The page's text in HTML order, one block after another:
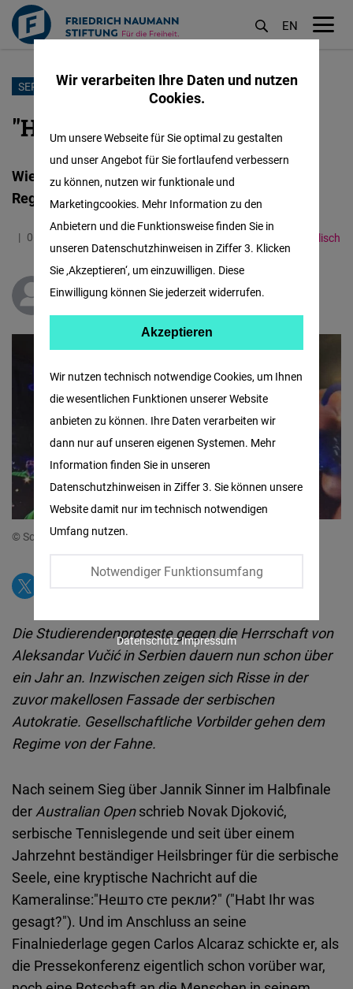
Direkt
Inhalt
EN
SERBIEN
"Habt Ihr was gesagt?"
Wie sich Novak Djoković gegen das serbische
Regime auflehnt
06.02.2026 Englisch
Edita Barać-Savić
© Screenshot: Eurosport
Die Studierendenproteste gegen die Herrschaft von
Aleksandar Vučić in Serbien dauern nun schon über
ein Jahr an. Inzwischen zeigen sich Risse in der
zuvor makellosen Fassade der serbischen
Autokratie. Gesellschaftliche Vorbilder gehen dem
Regime von der Fahne.
Nach seinem Sieg über Jannik Sinner im Halbfinale
derAustralian Openschrieb Novak Djoković,
serbische Tennislegende und seit über einem
Jahrzehnt beständiger Heilsbringer für die serbische
Seele, eine kryptische Nachricht auf die
Kameralinse:"Нешто сте рекли?" ("Habt Ihr was
gesagt?"). Und im Anschluss an seine
Finalniederlage gegen Carlos Alcaraz schickte er, als
die Pressekonferenz eigentlich schon vorüber war,
Wir verarbeiten Ihre Daten und nutzen
Cookies.
Wir nutzen technisch notwendige Cookies, um Ihnen
die wesentlichen Funktionen unserer Website
anbieten zu können. Ihre Daten verarbeiten wir
dann nur auf unseren eigenen Systemen. Mehr
Information finden Sie in unseren
Datenschutzhinweisen in Ziffer 3. Sie können unsere
Website damit nur im technisch notwendigen
Umfang nutzen.
Notwendiger Funktionsumfang
Um unsere Webseite für Sie optimal zu gestalten
und unser Angebot für Sie fortlaufend verbessern
zu können, nutzen wir funktionale und
Marketingcookies. Mehr Information zu den
Anbietern und die Funktionsweise finden Sie in
unseren Datenschutzhinweisen in Ziffer 3. Klicken
Sie ‚Akzeptieren‘, um einzuwilligen. Diese
Einwilligung können Sie jederzeit widerrufen.
Facebook
Embed
Twitter
Embed
Instagram
Embed
Google
Maps
Embed
Flickr
Embed
Newsletter2go
Embed
Podigee
Embed
Akzeptieren Akzeptieren
DatenschutzImpressum